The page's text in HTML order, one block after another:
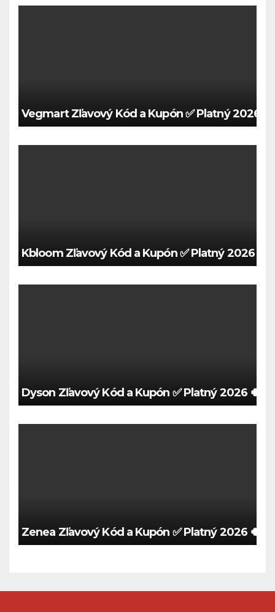
Vegmart Zľavový Kód a Kupón ✅ Platný 2026 🍀
Kbloom Zľavový Kód a Kupón ✅ Platný 2026 🍀
Dyson Zľavový Kód a Kupón ✅ Platný 2026 🍀
Zenea Zľavový Kód a Kupón ✅ Platný 2026 🍀